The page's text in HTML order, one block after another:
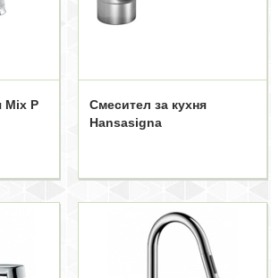
Mix P
Смесител за кухня
Hansasigna